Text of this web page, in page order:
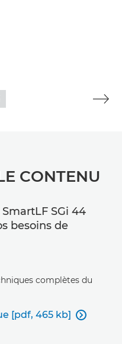
CONTENU
SGi 44
besoins de
complètes du
[pdf, 465 kb] 